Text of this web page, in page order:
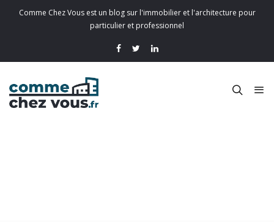
Comme Chez Vous est un blog sur l'immobilier et l'architecture pour
particulier et professionnel